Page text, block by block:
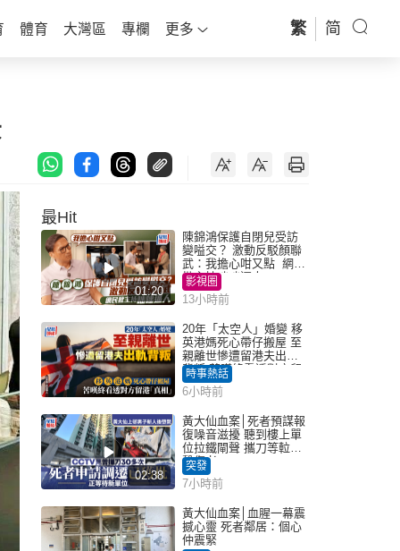
體育 大灣區 專欄 更多 繁 简
最Hit
01:20
陳錦鴻保護自閉兒受訪
變嗌交？ 激動反駁顏聯
武：我擔心咁又點 網民
批主持咄咄逼人
影視圈
13小時前
20年「太空人」婚變 移
英港媽死心帶仔搬屋 至
親離世慘遭留港夫出軌
背叛 苦嘆終看透對方留
港「真相」｜Juicy叮
時事熱話
6小時前
02:38
黃大仙血案│死者預謀報
復噪音滋擾 聽到樓上單
位拉鐵閘聲 攜刀等𨋢伏
擊傷者
突發
7小時前
黃大仙血案│血腥一幕震
撼心靈 死者鄰居：個心
仲震緊